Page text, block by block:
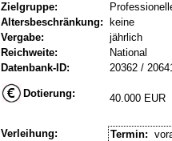
Zielgruppe:
Altersbeschränkung:
keine
Vergabe:
jährlich
Reichweite:
National
Datenbank-ID:
20362 /
Dotierung: 40.000 EUR
Verleihung: Termin: